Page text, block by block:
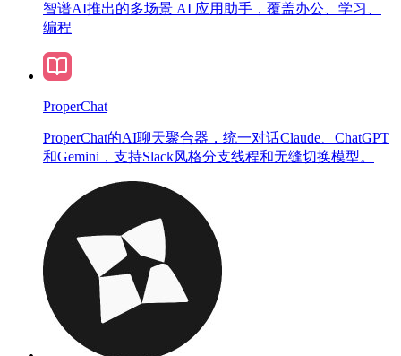
智谱AI推出的多场景 AI 应用助手，覆盖办公、学习、
编程
ProperChat
ProperChat的AI聊天聚合器，统一对话Claude、ChatGPT
和Gemini，支持Slack风格分支线程和无缝切换模型。